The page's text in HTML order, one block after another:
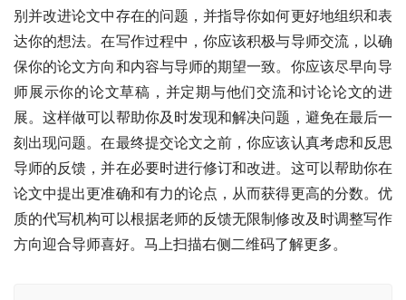
别并改进论文中存在的问题，并指导你如何更好地组织和表
达你的想法。在写作过程中，你应该积极与导师交流，以确
保你的论文方向和内容与导师的期望一致。你应该尽早向导
师展示你的论文草稿，并定期与他们交流和讨论论文的进
展。这样做可以帮助你及时发现和解决问题，避免在最后一
刻出现问题。在最终提交论文之前，你应该认真考虑和反思
导师的反馈，并在必要时进行修订和改进。这可以帮助你在
论文中提出更准确和有力的论点，从而获得更高的分数。优
质的代写机构可以根据老师的反馈无限制修改及时调整写作
方向迎合导师喜好。马上扫描右侧二维码了解更多。